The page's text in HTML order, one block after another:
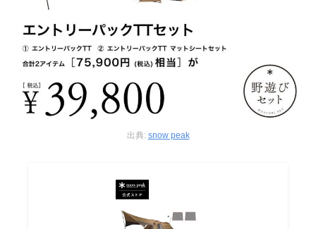
出典: snow peak